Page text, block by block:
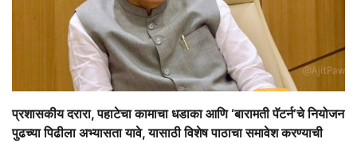
प्रशासकीय दरारा, पहाटेचा कामाचा धडाका आणि ‘बारामती पॅटर्न’चे नियोजन
पुढच्या पिढीला अभ्यासता यावे, यासाठी विशेष पाठाचा समावेश करण्याची